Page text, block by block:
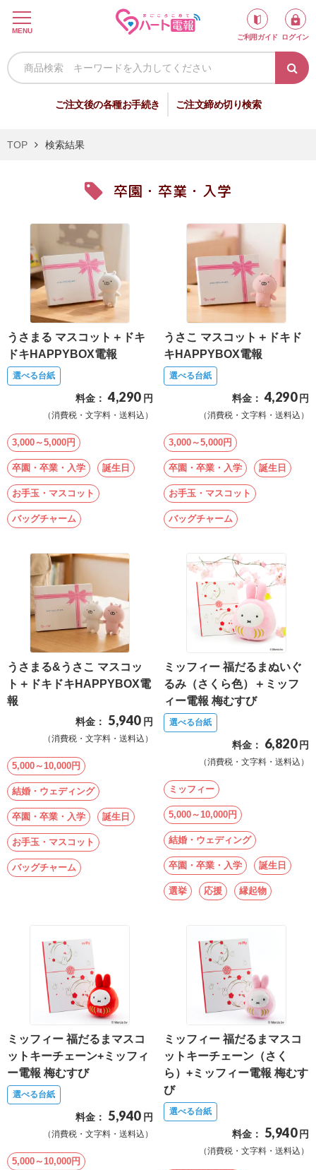
MENU
ご利用ガイド
ログイン
ご注文後の各種お手続き ご注文締め切り検索
新
会
祝
電
弔
電
最
短
お
け
日
検
索
ご
注
文
容
ご
確
認
（非
方）
ご
利
用
ガ
電
報
マ
ニ
ア
ル・
Q&A
ん
な
TOP 検索結果
卒園・卒業・入学
うさまる マスコット＋ドキ
ドキHAPPYBOX電報
選べる台紙
料金： 4,290 円
（消費税・文字料・送料込）
3,000～5,000円
卒園・卒業・入学 誕生日
お手玉・マスコット
バッグチャーム
うさこ マスコット＋ドキド
キHAPPYBOX電報
選べる台紙
料金： 4,290 円
（消費税・文字料・送料込）
3,000～5,000円
卒園・卒業・入学 誕生日
お手玉・マスコット
バッグチャーム
うさまる&うさこ マスコッ
ト＋ドキドキHAPPYBOX電
報
料金： 5,940 円
（消費税・文字料・送料込）
5,000～10,000円
結婚・ウェディング
卒園・卒業・入学 誕生日
お手玉・マスコット
バッグチャーム
ミッフィー 福だるまぬいぐ
るみ（さくら色）＋ミッフ
ィー電報 梅むすび
選べる台紙
料金： 6,820 円
（消費税・文字料・送料込）
ミッフィー
5,000～10,000円
結婚・ウェディング
卒園・卒業・入学 誕生日
選挙 応援 縁起物
ミッフィー 福だるまマスコ
ットキーチェーン+ミッフィ
ー電報 梅むすび
選べる台紙
料金： 5,940 円
（消費税・文字料・送料込）
5,000～10,000円
ミッフィー 福だるまマスコ
ットキーチェーン（さく
ら）+ミッフィー電報 梅むす
び
選べる台紙
料金： 5,940 円
（消費税・文字料・送料込）